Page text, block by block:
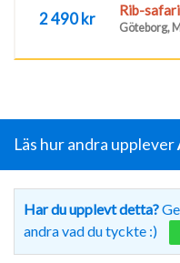
2 490 kr Rib-
Göteborg,
Läs hur andra upplever
Har du upplevt detta?
andra vad du tyckte :)